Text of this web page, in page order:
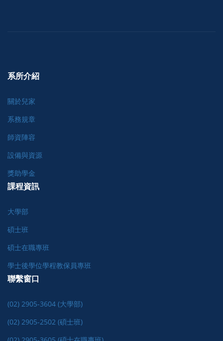
系所介紹
關於兒家
系務規章
師資陣容
設備與資源
獎助學金
課程資訊
大學部
碩士班
碩士在職專班
學士後學位學程教保員專班
聯繫窗口
(02) 2905-3604 (大學部)
(02) 2905-2502 (碩士班)